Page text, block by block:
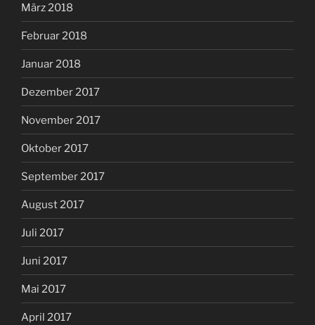
März 2018
Februar 2018
Januar 2018
Dezember 2017
November 2017
Oktober 2017
September 2017
August 2017
Juli 2017
Juni 2017
Mai 2017
April 2017